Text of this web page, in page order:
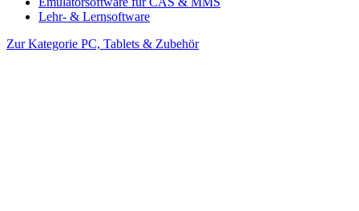
Lehr- & Lernsoftware
Zur Kategorie PC, Tablets & Zubehör